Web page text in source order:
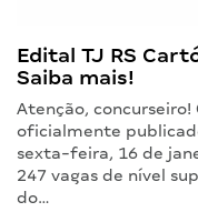
Edital TJ RS
Saiba mais!
Atenção, concurseiro!
oficialmente
sexta-feira, 16 de
247 vagas de nível
do…